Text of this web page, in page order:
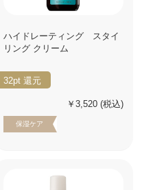
ハイドレーティング スタイ
リング クリーム
32pt 還元
￥3,520 (税込)
保湿ケア